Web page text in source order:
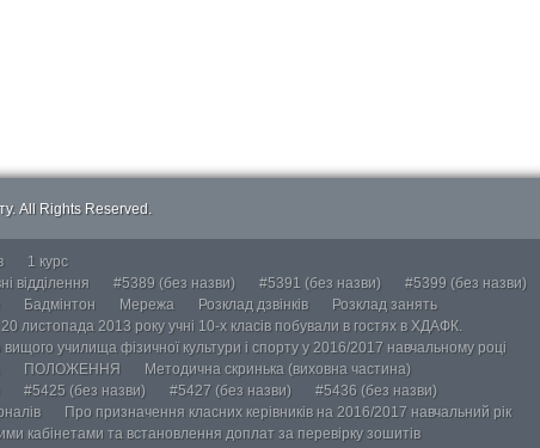
All Rights Reserved.
1 курс
відділення #5389 (без назви) #5391 (без назви)
#5399 (без назви)
Бадмінтон Мережа Розклад дзвінків
Розклад занять
20 листопада 2013 року учні 10-х класів побували в гостях в ХДАФК.
вищого училища фізичної культури і спорту у 2016/2017 навчальному році
ПОЛОЖЕННЯ
Методична скринька (виховна частина)
#5425 (без назви) #5427 (без назви)
#5436 (без назви)
Про призначення класних керівників на 2016/2017 навчальний рік
кабінетами та встановлення доплат за перевірку зошитів